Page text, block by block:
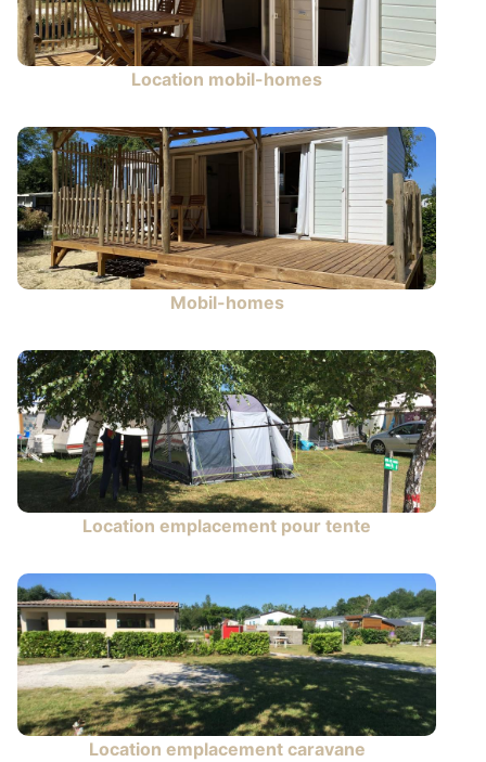
Location mobil-homes
Mobil-homes
Location emplacement pour tente
Location emplacement caravane